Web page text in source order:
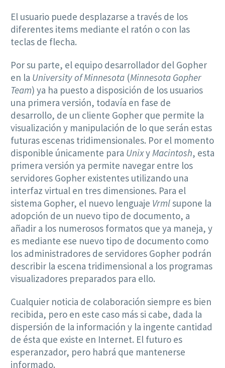
El usuario puede desplazarse a través de los
diferentes items mediante el ratón o con las
teclas de flecha.
Por su parte, el equipo desarrollador del Gopher
en la University of Minnesota (Minnesota Gopher
Team) ya ha puesto a disposición de los usuarios
una primera versión, todavía en fase de
desarrollo, de un cliente Gopher que permite la
visualización y manipulación de lo que serán estas
futuras escenas tridimensionales. Por el momento
disponible únicamente para Unixy Macintosh, esta
primera versión ya permite navegar entre los
servidores Gopher existentes utilizando una
interfaz virtual en tres dimensiones. Para el
sistema Gopher, el nuevo lenguaje Vrmlsupone la
adopción de un nuevo tipo de documento, a
añadir a los numerosos formatos que ya maneja, y
es mediante ese nuevo tipo de documento como
los administradores de servidores Gopher podrán
describir la escena tridimensional a los programas
visualizadores preparados para ello.
Cualquier noticia de colaboración siempre es bien
recibida, pero en este caso más si cabe, dada la
dispersión de la información y la ingente cantidad
de ésta que existe en Internet. El futuro es
esperanzador, pero habrá que mantenerse
informado.